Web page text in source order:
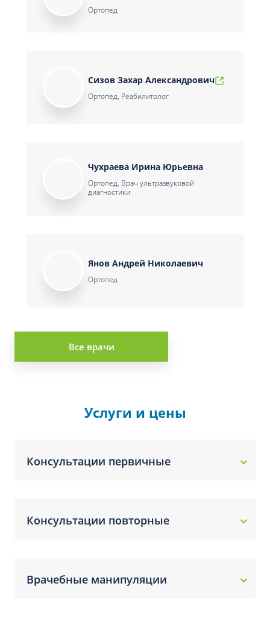
Ортопед
Сизов Захар Александрович
Ортопед, Реабилитолог
Чухраева Ирина Юрьевна
Ортопед, Врач ультразвуковой
диагностики
Янов Андрей Николаевич
Ортопед
Все врачи
Услуги и цены
Консультации первичные
Консультации повторные
Врачебные манипуляции